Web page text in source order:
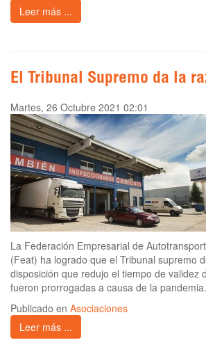
Leer más ...
El Tribunal Supremo da la
Martes, 26 Octubre 2021 02:01
La Federación Empresarial de
(Feat) ha logrado que el Tribunal supremo
disposición que redujo el tiempo de validez
fueron prorrogadas a causa de la pandemia.
Publicado en Asociaciones
Leer más ...